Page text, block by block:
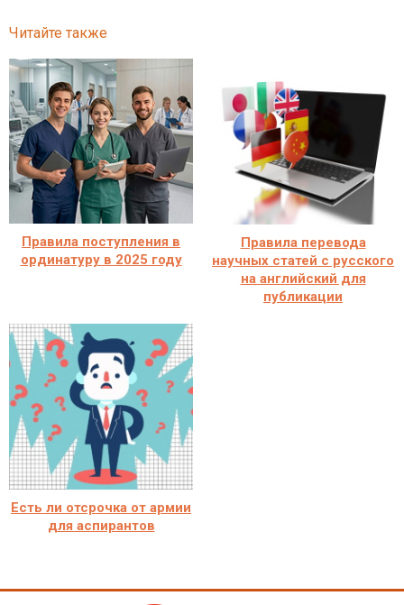
Читайте также
Правила поступления в
ординатуру в 2025 году
Правила перевода
научных статей с русского
на английский для
публикации
Есть ли отсрочка от армии
для аспирантов